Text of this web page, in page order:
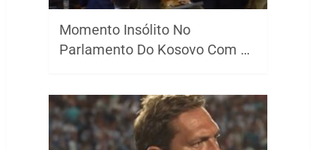
Momento Insólito No
Parlamento Do Kosovo Com …